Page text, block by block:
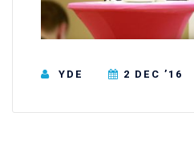
YDE 2 DEC ’16